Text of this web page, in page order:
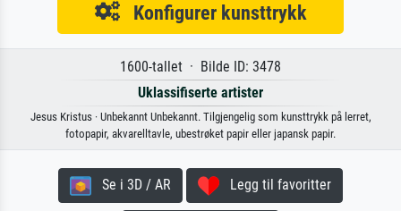
Konfigurer kunsttrykk
1600-tallet · Bilde ID: 3478
Uklassifiserte artister
Jesus Kristus · Unbekannt Unbekannt. Tilgjengelig som kunsttrykk på lerret,
fotopapir, akvarelltavle, ubestrøket papir eller japansk papir.
Se i 3D / AR Legg til favoritter